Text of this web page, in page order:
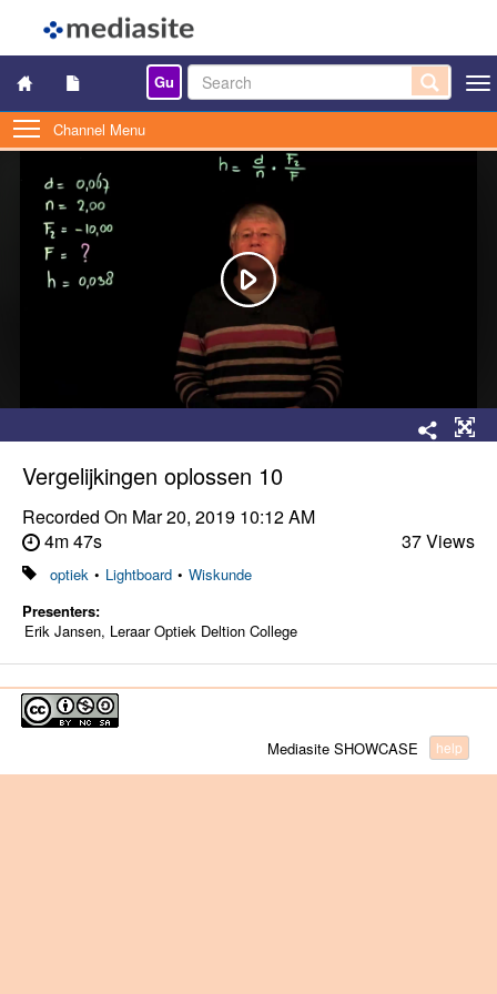
Gu
Channel Menu
Vergelijkingen oplossen 10
Recorded On Mar 20, 2019 10:12 AM
4m 47s
37 Views
optiek • Lightboard • Wiskunde
Presenters:
Erik Jansen, Leraar Optiek Deltion College
help
Mediasite SHOWCASE